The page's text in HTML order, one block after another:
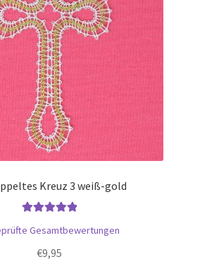
Kreuz 3 weiß-gold
5.00von 5
Gesamtbewertungen
€9,95